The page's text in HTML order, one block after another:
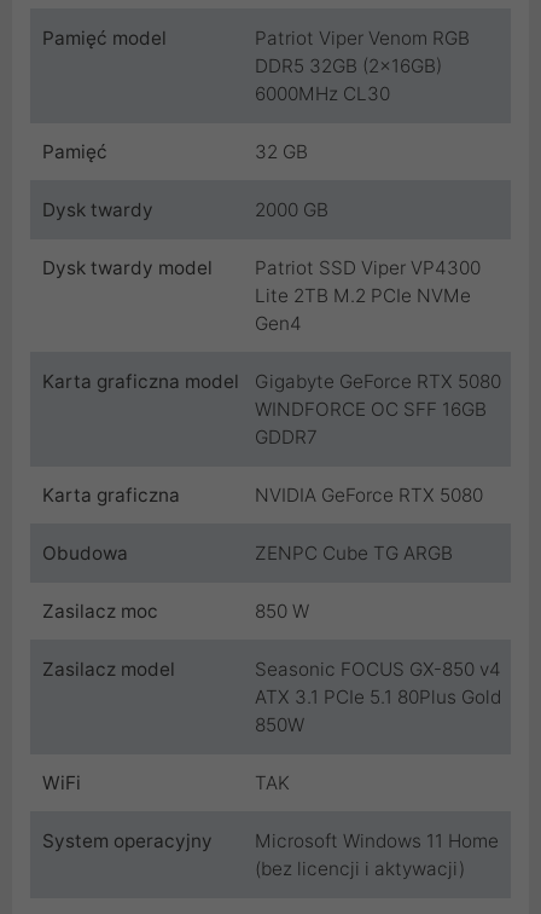
Pamięć model
Patriot Viper Venom RGB
DDR5 32GB (2x16GB)
6000MHz CL30
Pamięć 32 GB
Dysk twardy 2000 GB
Dysk twardy model
Patriot SSD Viper VP4300
Lite 2TB M.2 PCIe NVMe
Gen4
Karta graficzna model
Gigabyte GeForce RTX 5080
WINDFORCE OC SFF 16GB
GDDR7
Karta graficzna NVIDIA GeForce RTX 5080
Obudowa ZENPC Cube TG ARGB
Zasilacz moc 850 W
Zasilacz model
Seasonic FOCUS GX-850 v4
ATX 3.1 PCIe 5.1 80Plus Gold
850W
WiFi TAK
System operacyjny
Microsoft Windows 11 Home
(bez licencji i aktywacji)